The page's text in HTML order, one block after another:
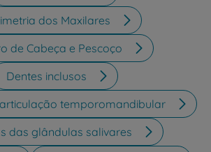
dos Maxilares
de Cabeça e Pescoço
Dentes inclusos
temporomandibular
das glândulas salivares